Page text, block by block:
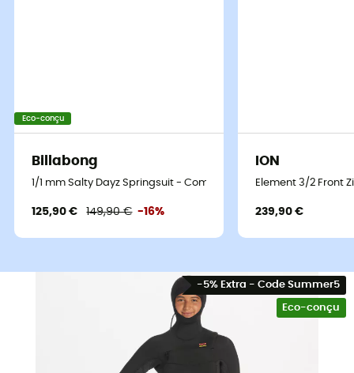
Eco-conçu
Billabong
1/1 mm Salty Dayz Springsuit - Combinaison de surf femme
125,90 € 149,90 € -16%
ION
Element 3/2 Front
239,90 €
-5% Extra - Code Summer5
Eco-conçu